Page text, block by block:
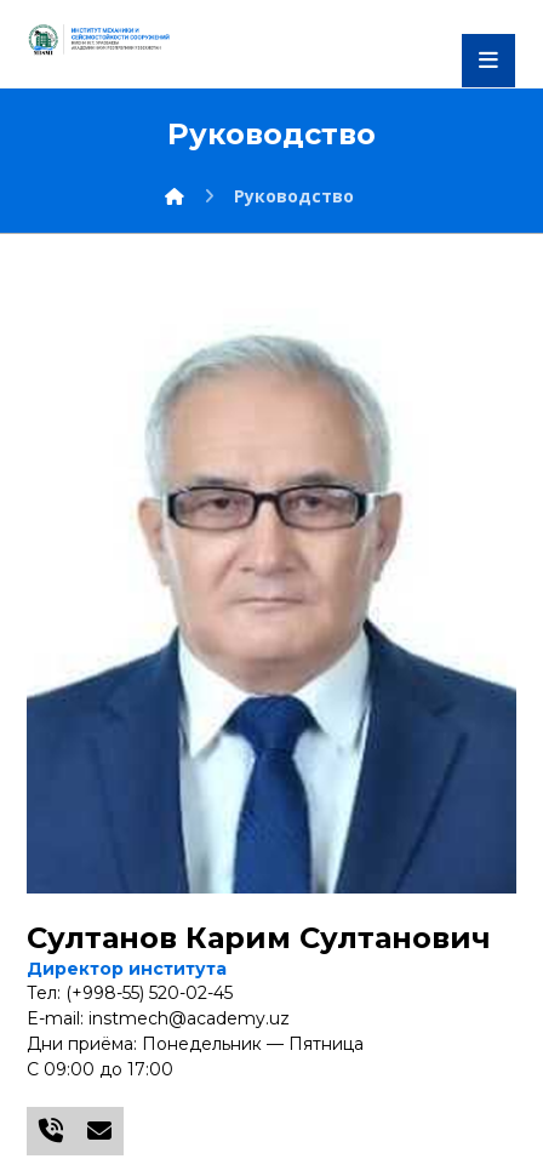
Руководство
Руководство
Султанов Карим Султанович
Директор института
Тел: (+998-55) 520-02-45
E-mail: instmech@academy.uz
Дни приёма: Понедельник — Пятница
С 09:00 до 17:00